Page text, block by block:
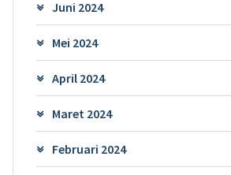
Juni 2024
Mei 2024
April 2024
Maret 2024
Februari 2024